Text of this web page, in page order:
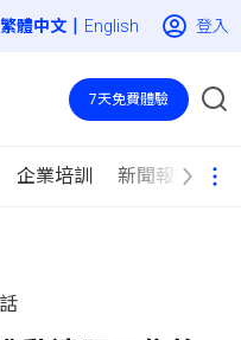
| English 登入
企業培訓 新聞報導
7天免費體驗